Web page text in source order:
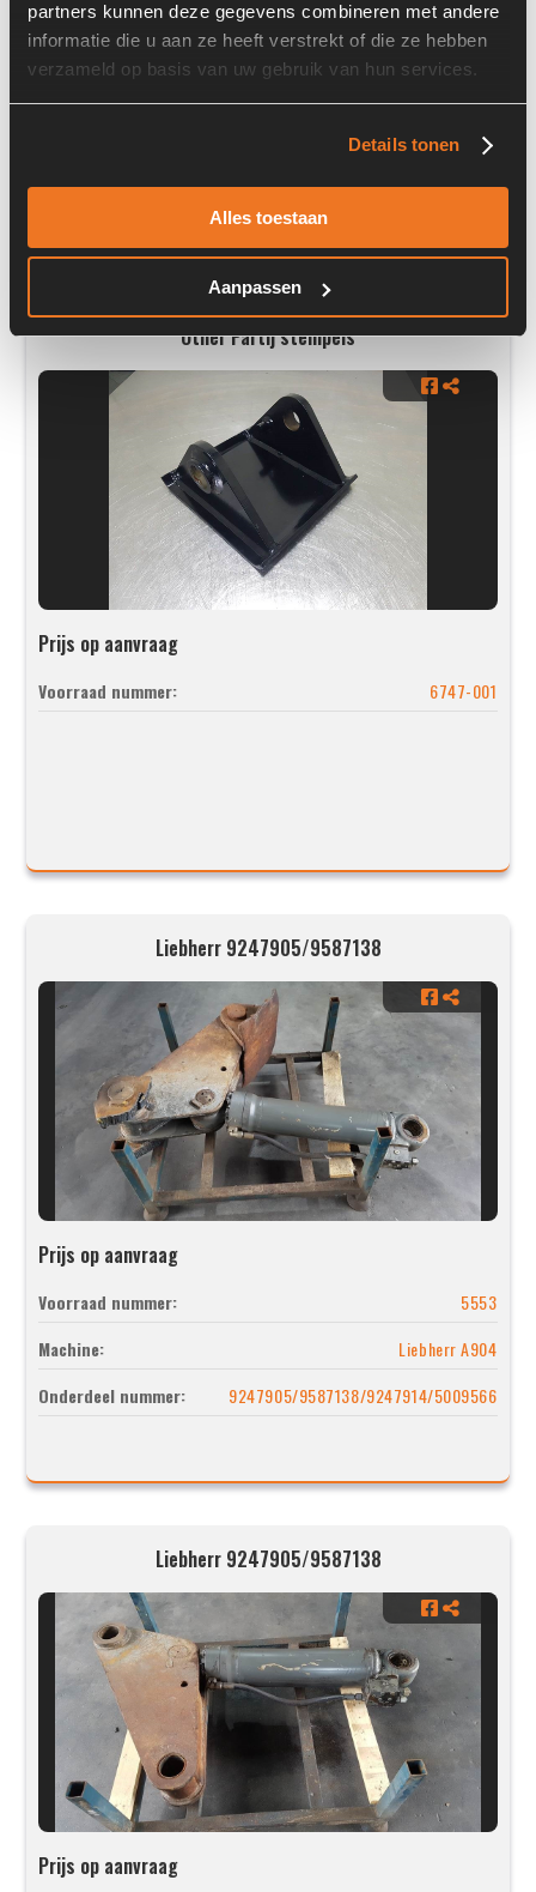
partners kunnen deze gegevens combineren met andere
informatie die u aan ze heeft verstrekt of die ze hebben
verzameld op basis van uw gebruik van hun services.
Details tonen
Alles toestaan
Aanpassen
Prijs op aanvraag
Voorraad nummer: 6747-047
Other Partij stempels
Prijs op aanvraag
Voorraad nummer: 6747-001
Liebherr 9247905/9587138
Prijs op aanvraag
Voorraad nummer:
5553
Machine:
Liebherr A904
Onderdeel nummer:
9247905/9587138/9247914/5009566
Liebherr 9247905/9587138
Prijs op aanvraag